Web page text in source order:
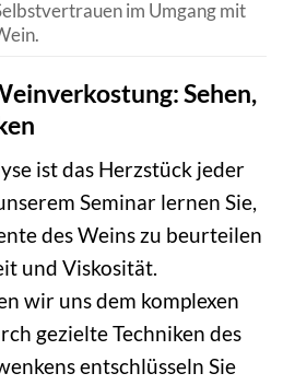
im Umgang mit
Sehen,
ist das Herzstück jeder
Seminar lernen Sie,
des Weins zu beurteilen
und Viskosität.
wir uns dem komplexen
gezielte Techniken des
entschlüsseln Sie